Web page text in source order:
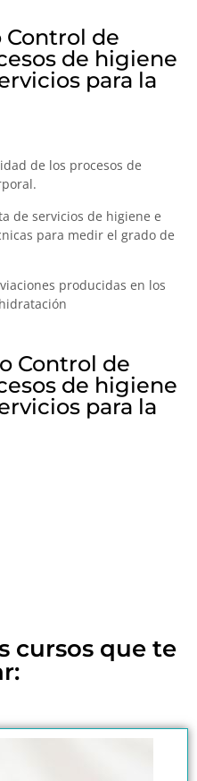
Control de
de higiene
para la
de los procesos de
de servicios de higiene e
para medir el grado de
producidas en los
Control de
de higiene
para la
cursos que te